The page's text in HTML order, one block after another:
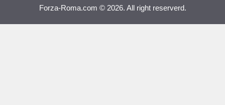
Forza-Roma.com © 2026. All right reserverd.